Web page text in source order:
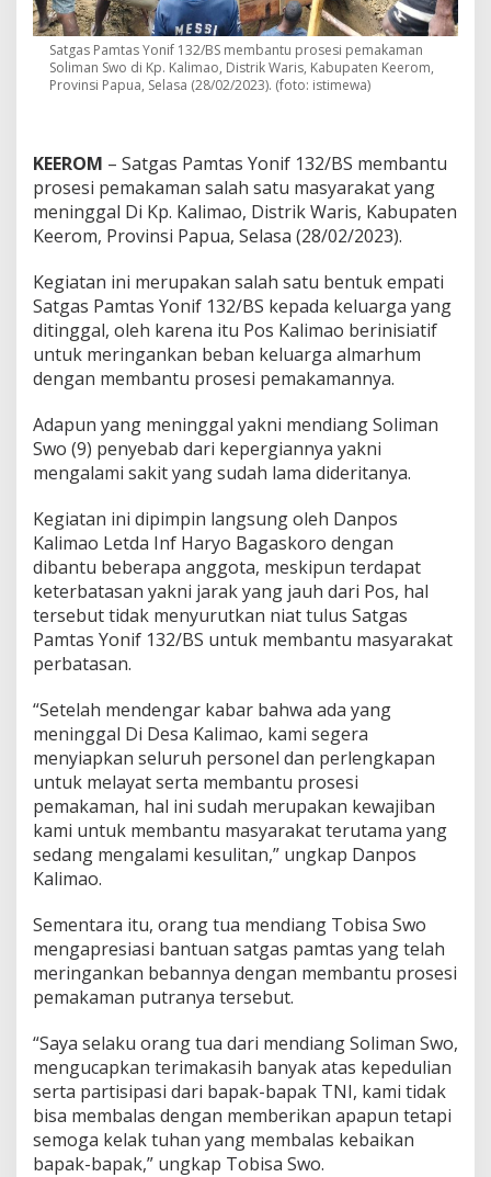
s
e
s
i
P
k
a
m
a
n
a
r
g
a
Satgas Pamtas Yonif 132/BS membantu prosesi pemakaman
Soliman Swo di Kp. Kalimao, Distrik Waris, Kabupaten Keerom,
Provinsi Papua, Selasa (28/02/2023). (foto: istimewa)
KEEROM – Satgas Pamtas Yonif 132/BS membantu
prosesi pemakaman salah satu masyarakat yang
meninggal Di Kp. Kalimao, Distrik Waris, Kabupaten
Keerom, Provinsi Papua, Selasa (28/02/2023).
Kegiatan ini merupakan salah satu bentuk empati
Satgas Pamtas Yonif 132/BS kepada keluarga yang
ditinggal, oleh karena itu Pos Kalimao berinisiatif
untuk meringankan beban keluarga almarhum
dengan membantu prosesi pemakamannya.
Adapun yang meninggal yakni mendiang Soliman
Swo (9) penyebab dari kepergiannya yakni
mengalami sakit yang sudah lama dideritanya.
Kegiatan ini dipimpin langsung oleh Danpos
Kalimao Letda Inf Haryo Bagaskoro dengan
dibantu beberapa anggota, meskipun terdapat
keterbatasan yakni jarak yang jauh dari Pos, hal
tersebut tidak menyurutkan niat tulus Satgas
Pamtas Yonif 132/BS untuk membantu masyarakat
perbatasan.
“Setelah mendengar kabar bahwa ada yang
meninggal Di Desa Kalimao, kami segera
menyiapkan seluruh personel dan perlengkapan
untuk melayat serta membantu prosesi
pemakaman, hal ini sudah merupakan kewajiban
kami untuk membantu masyarakat terutama yang
sedang mengalami kesulitan,” ungkap Danpos
Kalimao.
Sementara itu, orang tua mendiang Tobisa Swo
mengapresiasi bantuan satgas pamtas yang telah
meringankan bebannya dengan membantu prosesi
pemakaman putranya tersebut.
“Saya selaku orang tua dari mendiang Soliman Swo,
mengucapkan terimakasih banyak atas kepedulian
serta partisipasi dari bapak-bapak TNI, kami tidak
bisa membalas dengan memberikan apapun tetapi
semoga kelak tuhan yang membalas kebaikan
bapak-bapak,” ungkap Tobisa Swo.